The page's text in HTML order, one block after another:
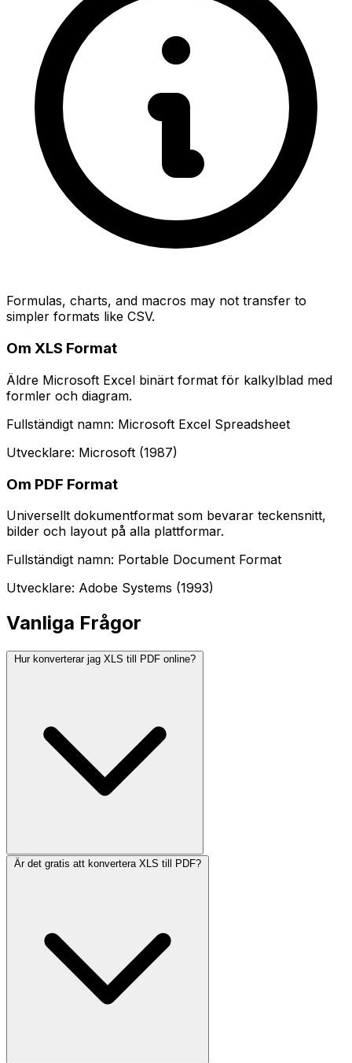
Formulas, charts, and macros may not transfer to
simpler formats like CSV.
Om XLS Format
Äldre Microsoft Excel binärt format för kalkylblad med
formler och diagram.
Fullständigt namn: Microsoft Excel Spreadsheet
Utvecklare: Microsoft (1987)
Om PDF Format
Universellt dokumentformat som bevarar teckensnitt,
bilder och layout på alla plattformar.
Fullständigt namn: Portable Document Format
Utvecklare: Adobe Systems (1993)
Vanliga Frågor
Hur konverterar jag XLS till PDF online?
Är det gratis att konvertera XLS till PDF?